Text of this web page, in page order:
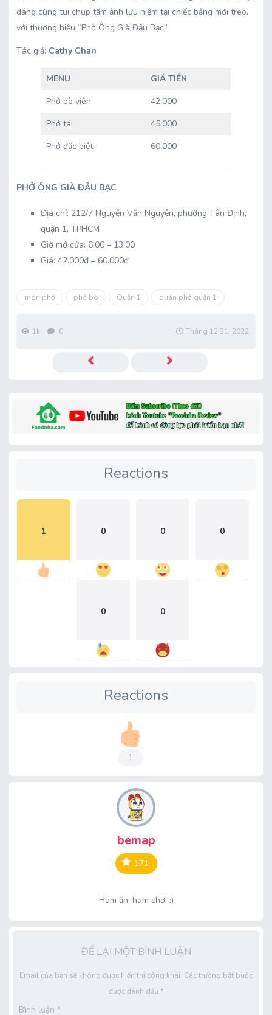
dáng cùng tui chụp tấm ảnh lưu niệm tại chiếc bảng mới treo,
với thương hiệu “Phở Ông Già Đầu Bạc”.
Tác giả: Cathy Chan
MENU
GIÁ TIỀN
Phở bò viên
42.000
Phở tái
45.000
Phở đặc biệt
60.000
PHỞ ÔNG GIÀ ĐẦU BẠC
Địa chỉ: 212/7 Nguyễn Văn Nguyễn, phường Tân Định,
quận 1, TPHCM
Giờ mở cửa: 6:00 – 13:00
Giá: 42.000đ – 60.000đ
món phở phở bò Quận 1 quán phở quận 1
1k 0 Tháng 12 31, 2022
Reactions
1 0 0 0
0 0
Reactions
1
bemap
171
Ham ăn, ham chơi :)
ĐỂ LẠI MỘT BÌNH LUẬN
Email của bạn sẽ không được hiển thị công khai. Các trường bắt buộc
được đánh dấu *
Bình luận *